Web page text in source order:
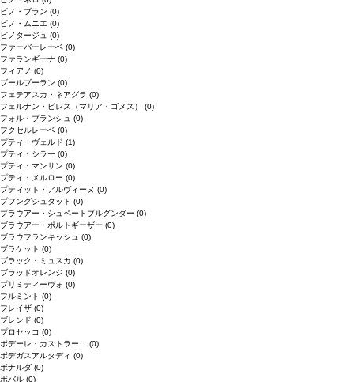
ピノ・ブラン (0)
ピノ・ムニエ (0)
ピノタージュ (0)
ファーバーレーベ (0)
ファランギーナ (0)
フィアノ (0)
ブールブーラン (0)
フェテアスカ・ネアグラ (0)
フェルナン・ピレス（マリア・ゴメス） (0)
フォル・ブランシュ (0)
フクセルレーベ (0)
プティ・ヴェルド (1)
プティ・シラー (0)
プティ・マンサン (0)
プティ・メルロー (0)
プティット・アルヴィーヌ (0)
プフングシュタット (0)
ブラウアー・シュペートブルグンダー (0)
ブラウアー・ポルトギーザー (0)
ブラウフランキッシュ (0)
ブラケット (0)
ブラック・ミュスカ (0)
ブラッドオレンジ (0)
プリミティーヴォ (0)
フルミント (0)
フレイザ (0)
ブレンド (0)
プロセッコ (0)
ポデーレ・カストラーニ (0)
ボデガスアルタディ (0)
ボナルダ (0)
ボバル (0)